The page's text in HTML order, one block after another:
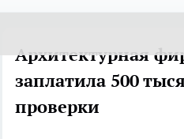
Архитектурная
заплатила 500
проверки